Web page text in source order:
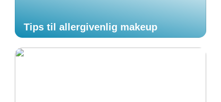
Tips til allergivenlig makeup